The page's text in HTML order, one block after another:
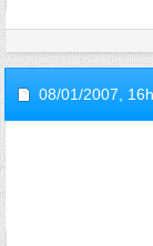
08/01/2007,